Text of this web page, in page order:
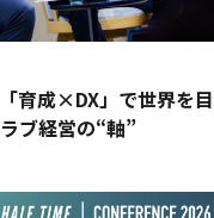
育成×DX」で世界を
ブ経営の“軸”